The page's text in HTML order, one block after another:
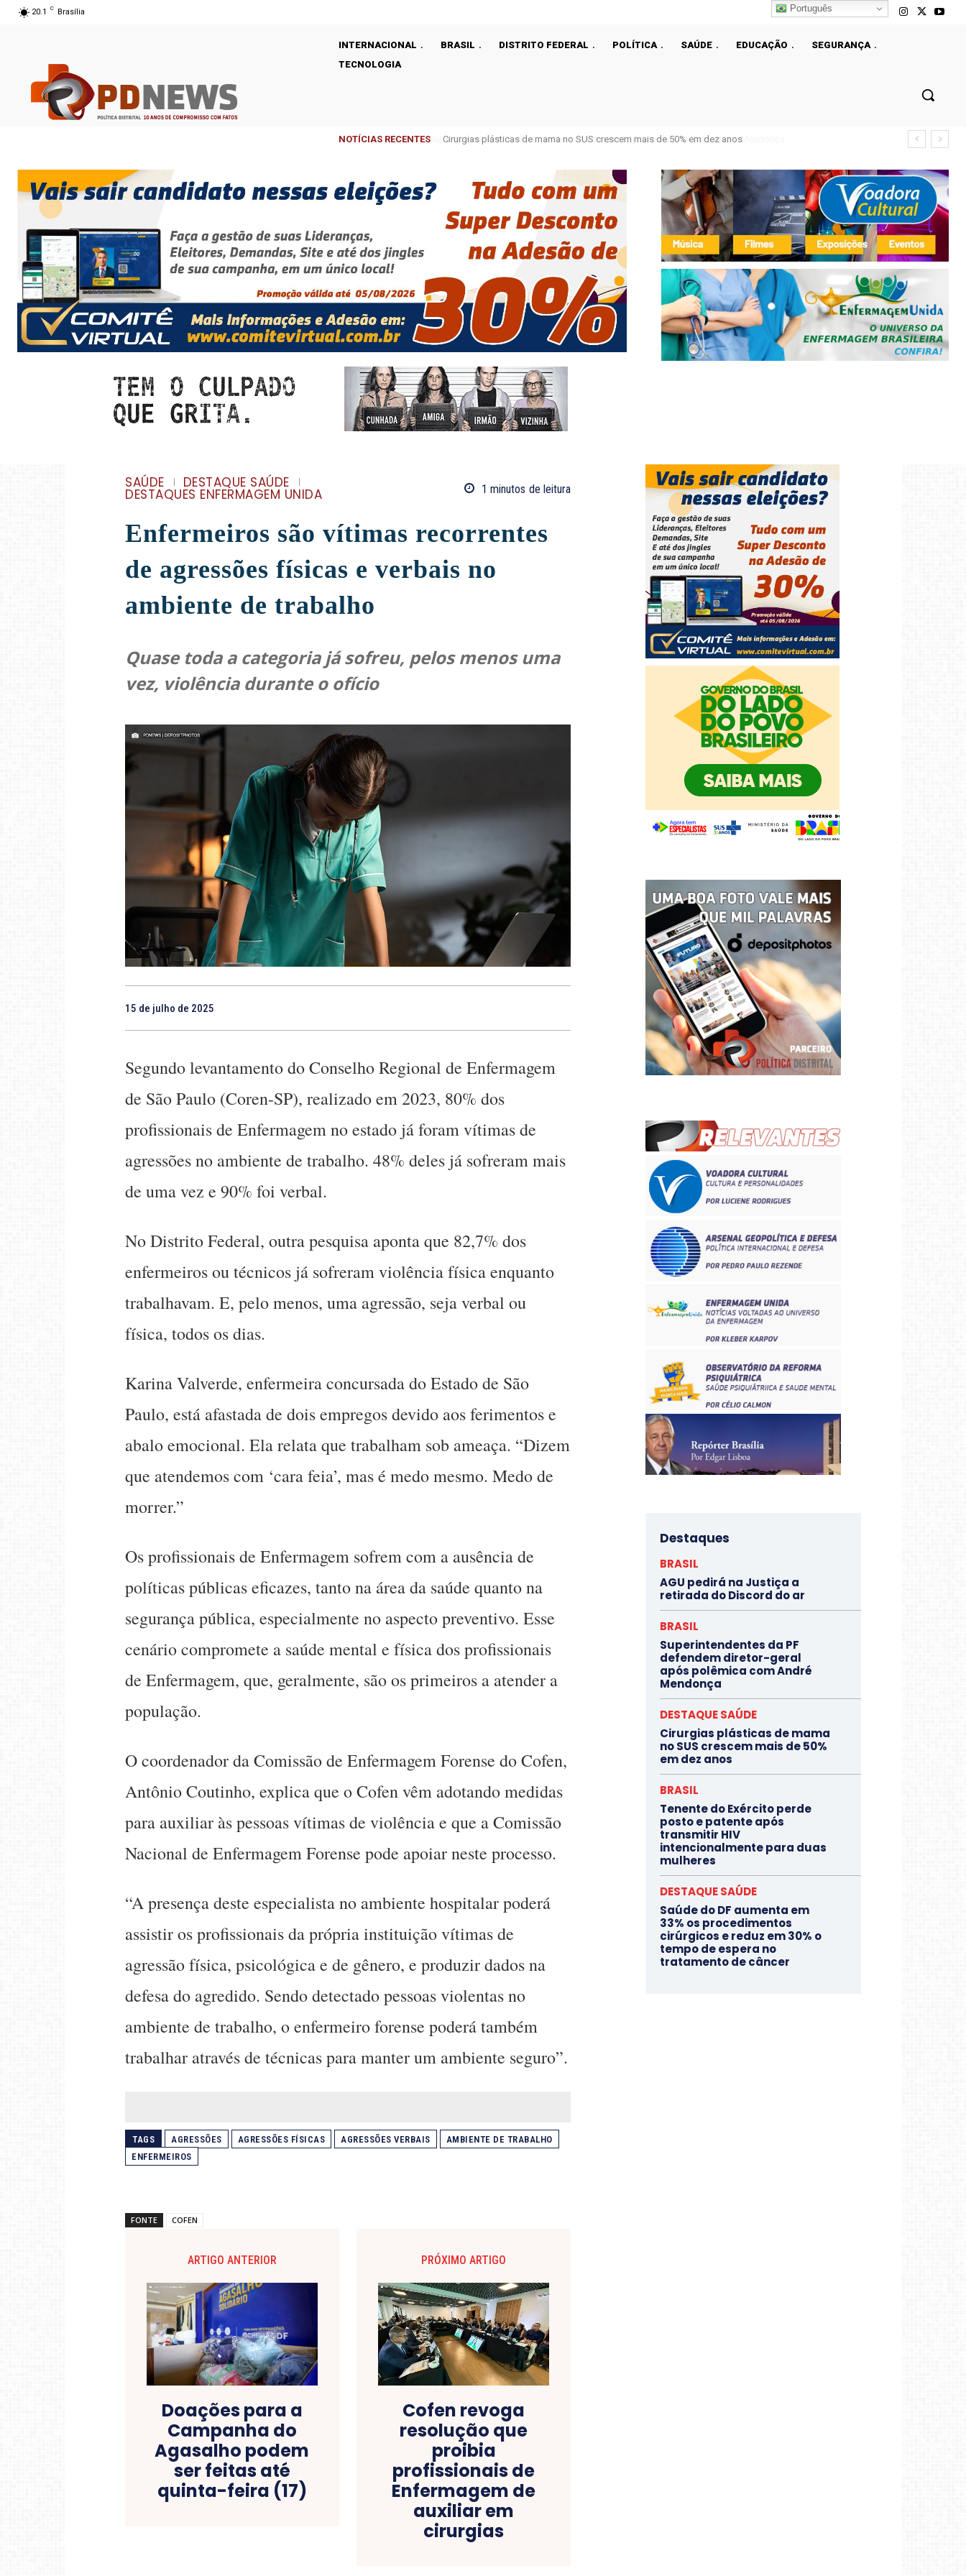
20.1 C Brasília
INTERNACIONAL BRASIL DISTRITO FEDERAL POLÍTICA SAÚDE EDUCAÇÃO
SEGURANÇA
TECNOLOGIA
NOTÍCIAS RECENTES Cirurgias plásticas de mama no SUS crescem mais de 50% em dez anos
SAÚDE DESTAQUE SAÚDE
DESTAQUES ENFERMAGEM UNIDA 1 minutos de leitura
Enfermeiros são vítimas recorrentes
de agressões físicas e verbais no
ambiente de trabalho
Quase toda a categoria já sofreu, pelos menos uma
vez, violência durante o ofício
15 de julho de 2025
Segundo levantamento do Conselho Regional de Enfermagem
de São Paulo (Coren-SP), realizado em 2023, 80% dos
profissionais de Enfermagem no estado já foram vítimas de
agressões no ambiente de trabalho. 48% deles já sofreram mais
de uma vez e 90% foi verbal.
No Distrito Federal, outra pesquisa aponta que 82,7% dos
enfermeiros ou técnicos já sofreram violência física enquanto
trabalhavam. E, pelo menos, uma agressão, seja verbal ou
física, todos os dias.
Karina Valverde, enfermeira concursada do Estado de São
Paulo, está afastada de dois empregos devido aos ferimentos e
abalo emocional. Ela relata que trabalham sob ameaça. “Dizem
que atendemos com ‘cara feia’, mas é medo mesmo. Medo de
morrer.”
Os profissionais de Enfermagem sofrem com a ausência de
políticas públicas eficazes, tanto na área da saúde quanto na
segurança pública, especialmente no aspecto preventivo. Esse
cenário compromete a saúde mental e física dos profissionais
de Enfermagem, que, geralmente, são os primeiros a atender a
população.
O coordenador da Comissão de Enfermagem Forense do Cofen,
Antônio Coutinho, explica que o Cofen vêm adotando medidas
para auxiliar às pessoas vítimas de violência e que a Comissão
Nacional de Enfermagem Forense pode apoiar neste processo.
“A presença deste especialista no ambiente hospitalar poderá
assistir os profissionais da própria instituição vítimas de
agressão física, psicológica e de gênero, e produzir dados na
defesa do agredido. Sendo detectado pessoas violentas no
ambiente de trabalho, o enfermeiro forense poderá também
trabalhar através de técnicas para manter um ambiente seguro”.
TAGS AGRESSÕES AGRESSÕES FÍSICAS AGRESSÕES VERBAIS
AMBIENTE DE TRABALHO
ENFERMEIROS
FONTE COFEN
ARTIGO ANTERIOR
Doações para a
Campanha do
Agasalho podem
ser feitas até
quinta-feira (17)
PRÓXIMO ARTIGO
Cofen revoga
resolução que
proibia
profissionais de
Enfermagem de
auxiliar em
cirurgias
Destaques
BRASIL
AGU pedirá na Justiça a
retirada do Discord do ar
BRASIL
Superintendentes da PF
defendem diretor-geral
após polêmica com André
Mendonça
DESTAQUE SAÚDE
Cirurgias plásticas de mama
no SUS crescem mais de 50%
em dez anos
BRASIL
Tenente do Exército perde
posto e patente após
transmitir HIV
intencionalmente para duas
mulheres
DESTAQUE SAÚDE
Saúde do DF aumenta em
33% os procedimentos
cirúrgicos e reduz em 30% o
tempo de espera no
tratamento de câncer
Português